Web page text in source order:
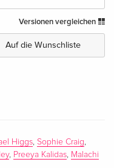
CHF 24.50
Versionen vergleichen
Auf die Wunschliste
Higgs,Sophie Craig,
, Preeya Kalidas, Malachi